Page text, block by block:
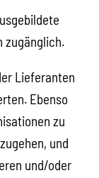
zugänglich.
Lieferanten
Ebenso
zu
und
und/oder